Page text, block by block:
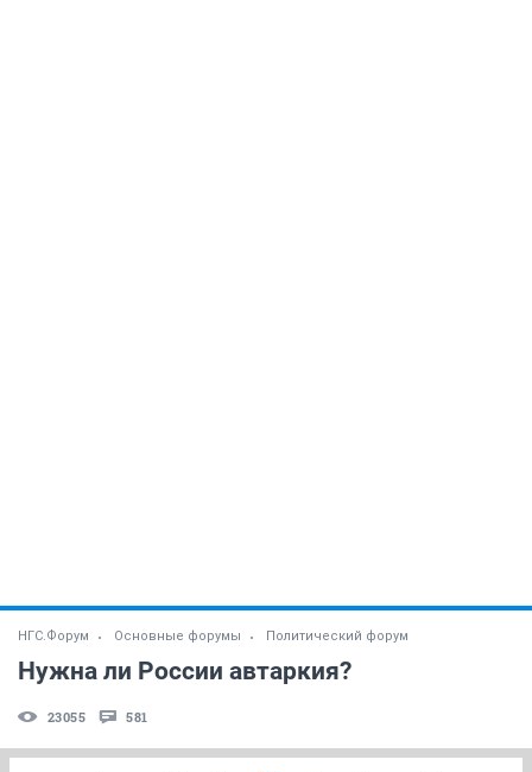
НГС.Форум Основные форумы Политический форум
Нужна ли России автаркия?
23055 581